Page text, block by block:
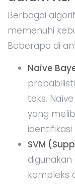
Berbagai
memenuhi
Beberapa di
Naïve
teks.
yang
identifikasi
SVM
digunakan
kompleks